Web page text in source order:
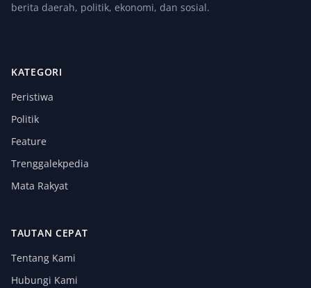
berita daerah, politik, ekonomi, dan sosial.
KATEGORI
Peristiwa
Politik
Feature
Trenggalekpedia
Mata Rakyat
TAUTAN CEPAT
Tentang Kami
Hubungi Kami